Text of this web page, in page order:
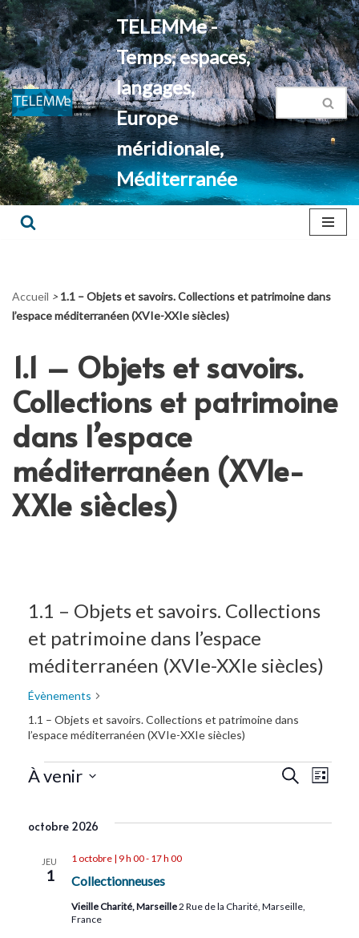
Aller
au
contenu
TELEMMe -
Temps, espaces,
langages,
Europe
méridionale,
Méditerranée
Accueil > 1.1 – Objets et savoirs. Collections et patrimoine dans
l’espace méditerranéen (XVIe-XXIe siècles)
1.1 – Objets et savoirs.
Collections et patrimoine
dans l’espace
méditerranéen (XVIe-
XXIe siècles)
1.1 – Objets et savoirs. Collections
et patrimoine dans l’espace
méditerranéen (XVIe-XXIe siècles)
Évènements
1.1 – Objets et savoirs. Collections et patrimoine dans
l’espace méditerranéen (XVIe-XXIe siècles)
Recherche
vues
Liste
À venir
octobre 2026
JEU
1 Collectionneuses
1 octobre | 9 h 00- 17 h 00
Vieille Charité, Marseille2 Rue de la Charité, Marseille,
France